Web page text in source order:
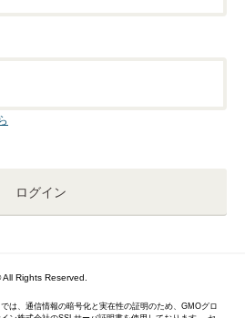
All Rights Reserved.
は、通信情報の暗号化と実在性の証明のため、GMOグロ